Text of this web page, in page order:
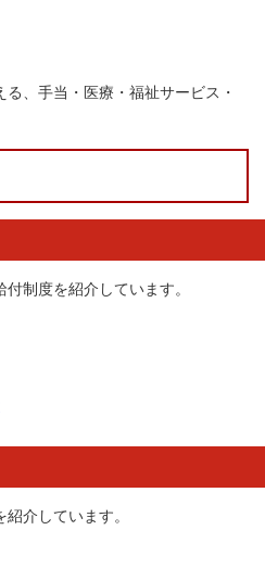
、手当・医療・福祉サービス・
制度を紹介しています。
介しています。